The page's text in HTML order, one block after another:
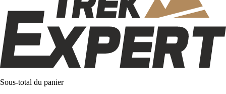
Sous-total du panier